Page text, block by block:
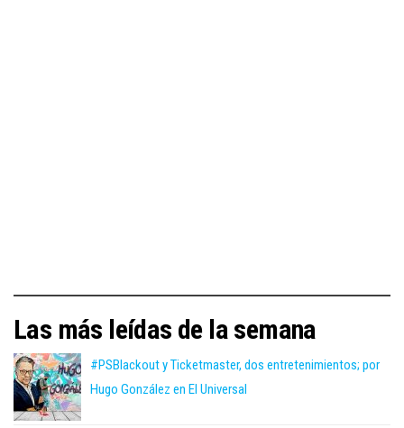
Las más leídas de la semana
#PSBlackout y Ticketmaster, dos entretenimientos; por
Hugo González en El Universal